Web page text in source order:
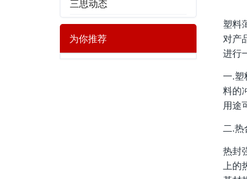
塑料
对产
进行
一.塑
料的
用途
二.热
热封
上
三思动态
为你推荐